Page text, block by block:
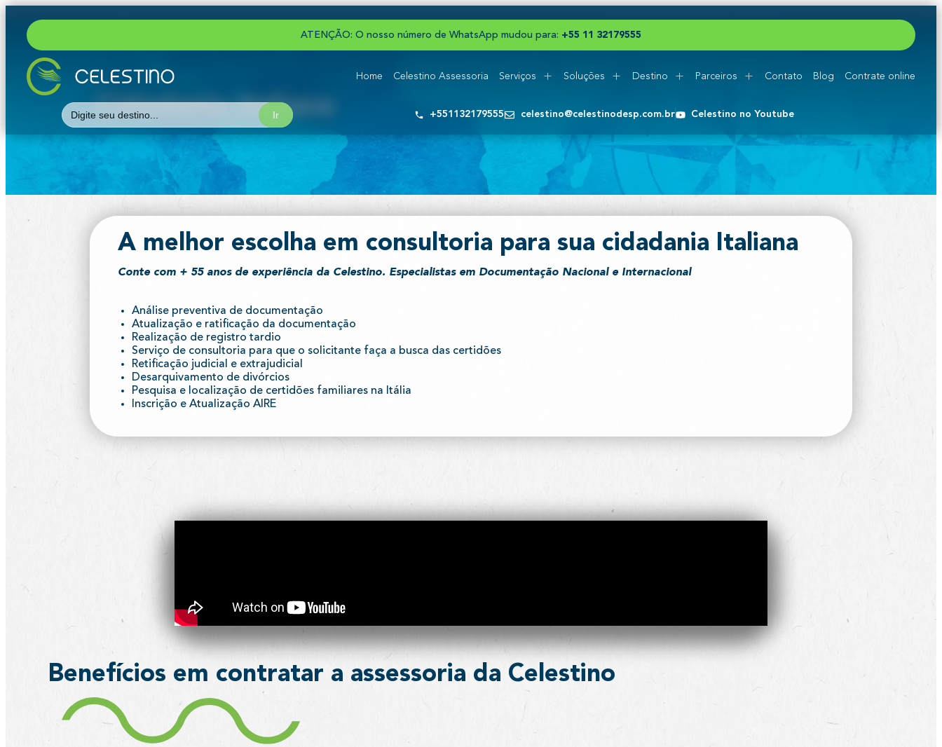
ATENÇÃO: O nosso número de WhatsApp mudou para: +55 1 1 321 7 555
Home Celestino Assessoria Serviços Soluções Destino Parceiros Contato Blog Contrate online
Search
for:
+551132179555 celestino@celestinodesp.com.br Celestino no Youtube
Cidadania Italiana
A melhor escolha em consultoria para sua cidadania Italiana
Conte com + 55 anos de experiência da Celestino. Especialistas em Documentação Nacional e Internacional
Análise preventiva de documentação
Atualização e ratificação da documentação
Realização de registro tardio
Serviço de consultoria para que o solicitante faça a busca das certidões
Retificação judicial e extrajudicial
Desarquivamento de divórcios
Pesquisa e localização de certidões familiares na Itália
Inscrição e Atualização AIRE
Benefícios em contratar a assessoria da Celestino